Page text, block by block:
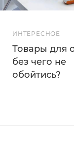
ИНТЕРЕСНОЕ
Товары для
без чего не
обойтись?